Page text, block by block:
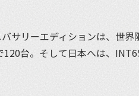
サリーエディションは、世界
120台。そして日本へは、